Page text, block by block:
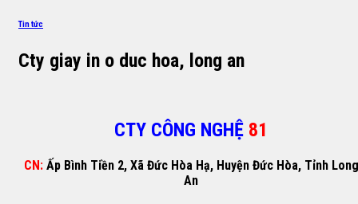
Tin tức
Cty giay in o duc hoa, long an
CTY CÔNG NGHỆ 81
CN:Ấp Bình Tiền 2, Xã Đức Hòa Hạ, Huyện Đức Hòa, Tỉnh Long
An